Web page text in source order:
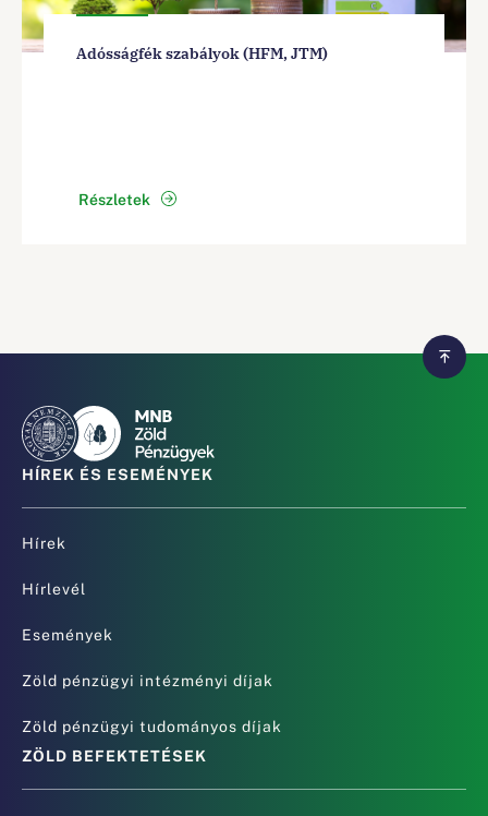
Adósságfék szabályok (HFM, JTM)
Részletek
HÍREK ÉS ESEMÉNYEK
Hírek
Hírlevél
Események
Zöld pénzügyi intézményi díjak
Zöld pénzügyi tudományos díjak
ZÖLD BEFEKTETÉSEK